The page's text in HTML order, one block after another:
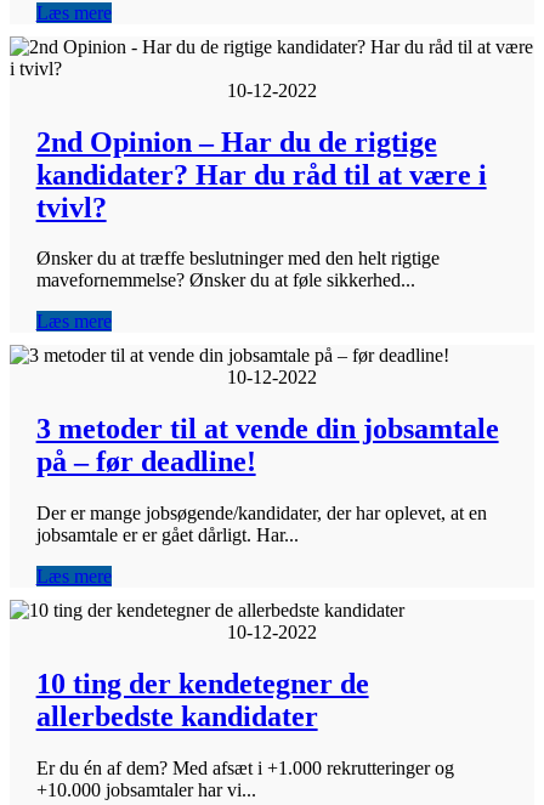
Læs mere
10-12-2022
2nd Opinion – Har du de rigtige
kandidater? Har du råd til at være i
tvivl?
Ønsker du at træffe beslutninger med den helt rigtige
mavefornemmelse? Ønsker du at føle sikkerhed...
Læs mere
10-12-2022
3 metoder til at vende din jobsamtale
på – før deadline!
Der er mange jobsøgende/kandidater, der har oplevet, at en
jobsamtale er er gået dårligt. Har...
Læs mere
10-12-2022
10 ting der kendetegner de
allerbedste kandidater
Er du én af dem? Med afsæt i +1.000 rekrutteringer og
+10.000 jobsamtaler har vi...